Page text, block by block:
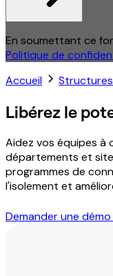
En soumettant ce
Politique de
Accueil
Structures
Libérez le
Aidez vos équipes à
départements et
programmes de
l'isolement et
Demander une démo